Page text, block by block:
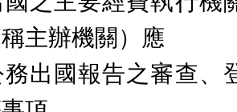
主辦機關）應
出國報告之審查、